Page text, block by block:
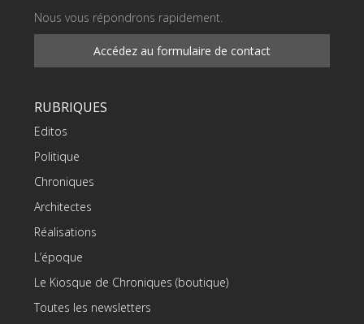
Nous vous répondrons rapidement.
Accédez au formulaire de contact
RUBRIQUES
Editos
Politique
Chroniques
Architectes
Réalisations
L’époque
Le Kiosque de Chroniques (boutique)
Toutes les newsletters